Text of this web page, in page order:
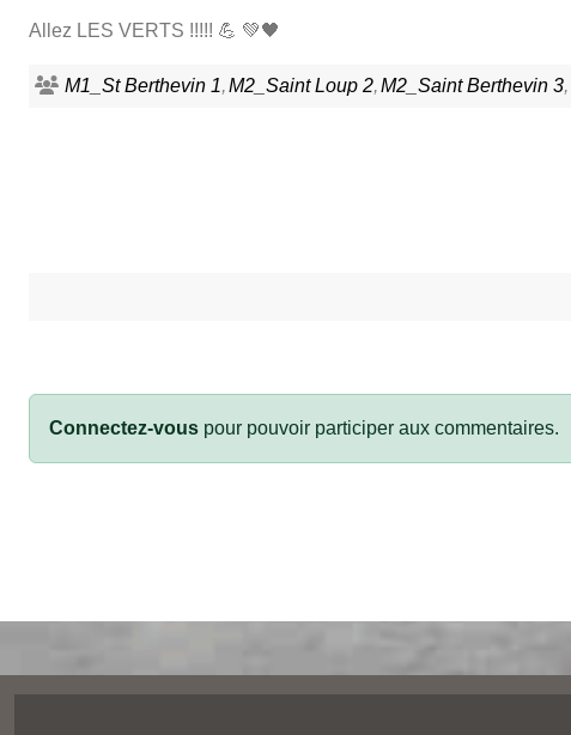
Allez LES VERTS !!!!! 💪 💚🖤
M1_St Berthevin 1 M2_Saint Loup 2 M2_Saint Berthevin 3
Connectez-vous pour pouvoir participer aux commentaires.